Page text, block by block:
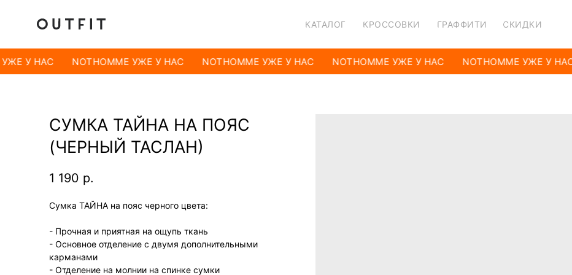
КАТАЛОГ КРОССОВКИ ГРАФФИТИ СКИДКИ
УЖЕ У НАС NOTHOMME УЖЕ У НАС NOTHOMME УЖЕ У НАС NOTHOMME УЖЕ У НАС NOTHOMME УЖЕ У НАС
СУМКА ТАЙНА НА ПОЯС
(ЧЕРНЫЙ ТАСЛАН)
1 190 р.
Сумка ТАЙНА на пояс черного цвета:
- Прочная и приятная на ощупь ткань
- Основное отделение с двумя дополнительными
карманами
- Отделение на молнии на спинке сумки